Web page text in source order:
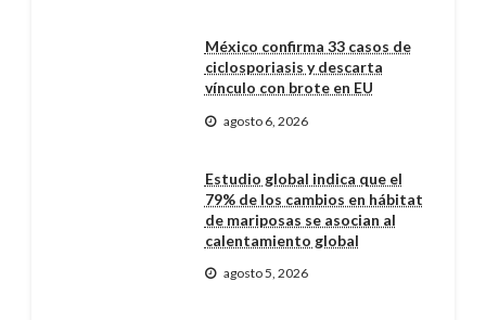
México confirma 33 casos de
ciclosporiasis y descarta
vínculo con brote en EU
agosto 6, 2026
Estudio global indica que el
79% de los cambios en hábitat
de mariposas se asocian al
calentamiento global
agosto 5, 2026